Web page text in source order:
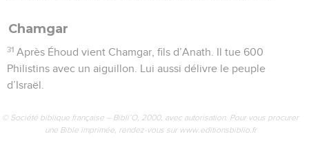
Chamgar
31 Après Éhoud vient Chamgar, fils d’Anath. Il tue 600
Philistins avec un aiguillon. Lui aussi délivre le peuple
d’Israël.
© Société biblique française – Bibli’O, 2000, avec autorisation. Pour vous procurer
une Bible imprimée, rendez-vous sur www.editionsbiblio.fr